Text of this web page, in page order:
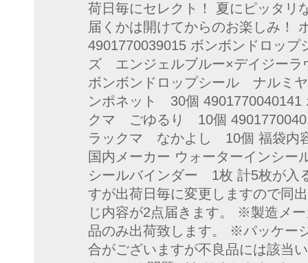
荷日毎にセレクト！ 夏にピッタリ
届くかは開けてからのお楽しみ！
4901770039015 ボンボンドロッ
ズ エンジェルブルー×デイジー
ボンボンドロップシール ナルミ
ンポネット 30個
クマ ごゆるり 10個
ラックマ なかよし 10個 福袋内
国内メーカー ウォーターインシ
シールバインダー 1枚 計5枚が入
すが出荷日毎に変更しますので同
じ内容が2点届きます。 ※製造メ
品のみ出荷致します。 ※パッケー
合がございますが不良品には該当